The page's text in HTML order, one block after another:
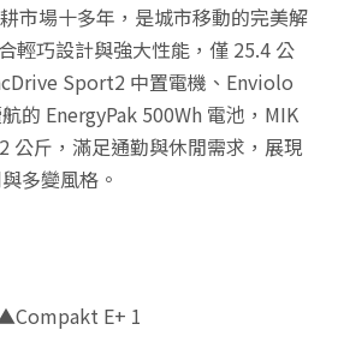
市場十多年，是城市移動的完美解
輕巧設計與強大性能，僅 25.4 公
Sport2 中置電機、Enviolo
的 EnergyPak 500Wh 電池，MIK
公斤，滿足通勤與休閒需求，展現
多變風格。
E+ 1